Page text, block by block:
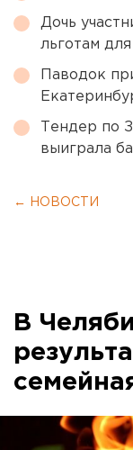
Дочь
льготам
Паводок
Тендер по
выиграла
← НОВОСТИ
В